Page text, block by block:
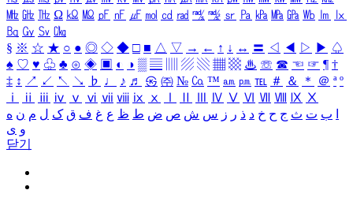
㎒ ㎓ ㎔ Ω ㏀ ㏁ ㎊ ㎋ ㎌ ㏖ ㏅ ㎭ ㎮ ㎯ ㏛ ㎩ ㎪ ㎫ ㎬ ㏝ ㏐
㏓
㏃ ㏉ ㏜ ㏆
§ ※ ☆ ★ ○ ● ◎ ◇ ◆ □ ■ △ ▽ → ← ↑ ↓ ↔ 〓 ◁ ◀ ▷ ▶ ♤
♠ ♡ ♥ ♧ ♣ ⊙ ◈ ▣ ◐ ◑ ▒ ▤ ▨ ▧ ▦ ▩ ♨ ☏ ☎ ☜ ☞ ¶ †
‡ ↕ ↗ ↙ ↖ ↘ ♭ ♩ ♪ ♬ ㉿ ㈜ № ㏇ ™ ㏂ ㏘ ℡ ＃ ＆ ＊ ＠ ª º
ⅰ
ⅱ ⅲ ⅳ ⅴ ⅵ ⅶ ⅷ ⅸ ⅹ Ⅳ Ⅴ Ⅵ Ⅶ Ⅷ Ⅸ Ⅹ
ب ت ث ج ح خ د ذ ر ز س ش ص ض ط ظ ع غ ف ق ک ل م ن ه
و ی
닫기